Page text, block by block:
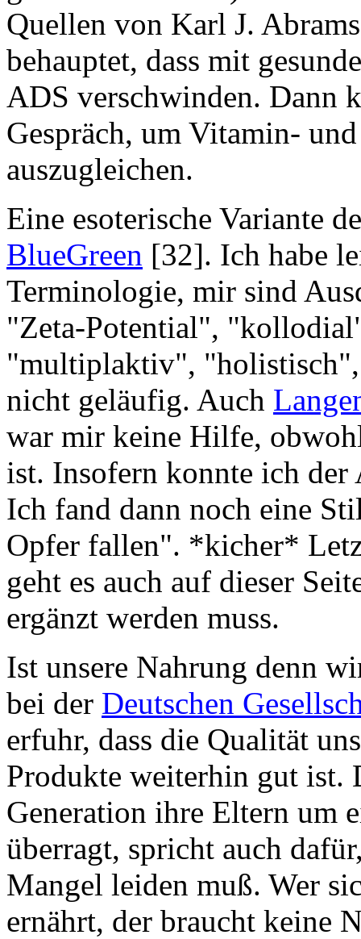
Quellen von Karl J.
behauptet, dass mit
ADS verschwinden. Dann
Gespräch, um Vitamin-
auszugleichen.
Eine esoterische Variante
BlueGreen [32]. Ich habe
Terminologie, mir sind
"Zeta-Potential",
"multiplaktiv",
nicht geläufig. Auch
war mir keine Hilfe,
ist. Insofern konnte ich
Ich fand dann noch eine
Opfer fallen". *kicher*
geht es auch auf dieser
ergänzt werden muss.
Ist unsere Nahrung denn
bei der Deutschen
erfuhr, dass die Qualität
Produkte weiterhin gut ist.
Generation ihre Eltern um
überragt, spricht auch
Mangel leiden muß. Wer
ernährt, der braucht keine